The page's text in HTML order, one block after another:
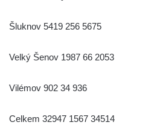
Šluknov 5419 256 5675
Velký Šenov 1987 66 2053
Vilémov 902 34 936
Celkem 32947 1567 34514